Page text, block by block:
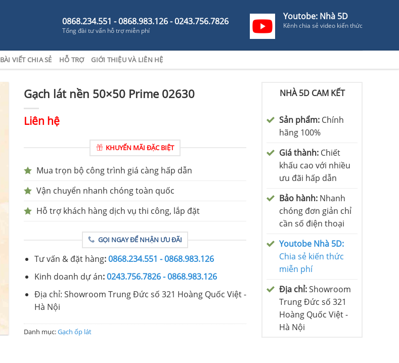
0868.234.551 - 0868.983.126 - 0243.756.7826
Tổng đài tư vấn hỗ trợ miễn phí
Youtobe: Nhà 5D
Kênh chia sẻ video kiến thức
BÀI VIẾT CHIA SẺ HỖ TRỢ GIỚI THIỆU VÀ LIÊN HỆ
Gạch lát nền 50×50 Prime 02630
Liên hệ
KHUYẾN MÃI ĐẶC BIỆT
Mua trọn bộ công trình giá càng hấp dẫn
Vận chuyển nhanh chóng toàn quốc
Hỗ trợ khách hàng dịch vụ thi công, lắp đặt
GỌI NGAY ĐỂ NHẬN ƯU ĐÃI
Tư vấn & đặt hàng:0868.234.551 - 0868.983.126
Kinh doanh dự án:0243.756.7826 - 0868.983.126
Địa chỉ: Showroom Trung Đức số 321 Hoàng Quốc Việt -
Hà Nội
Danh mục:Gạch ốp lát
NHÀ 5D CAM KẾT
Sản phẩm: Chính
hãng 100%
Giá thành: Chiết
khấu cao với nhiều
ưu đãi hấp dẫn
Bảo hành: Nhanh
chóng đơn giản chỉ
cần số điện thoại
Youtobe Nhà 5D:
Chia sẻ kiến thức
miễn phí
Địa chỉ:Showroom
Trung Đức số 321
Hoàng Quốc Việt -
Hà Nội